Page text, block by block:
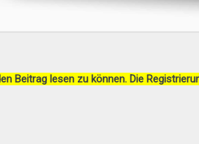
Beitrag lesen zu können. Die